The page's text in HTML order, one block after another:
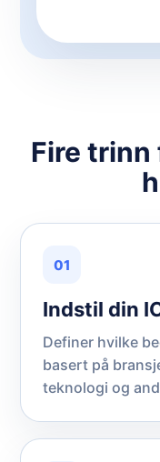
Fire trinn
01
Indstil din
Definer hvilke
basert på
teknologi og